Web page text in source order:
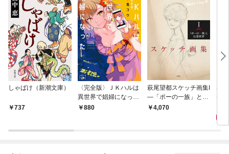
しゃばけ（新潮文庫）
737
〈完全版〉ＪＫハルは
異世界で娼婦になった
（新潮文庫nex）
880
萩尾望都スケッチ画集I
—「ポーの一族」と幻
想世界—
4,070
は
ゼ